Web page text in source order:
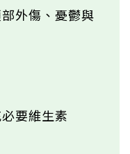
外傷、憂鬱與
要維生素